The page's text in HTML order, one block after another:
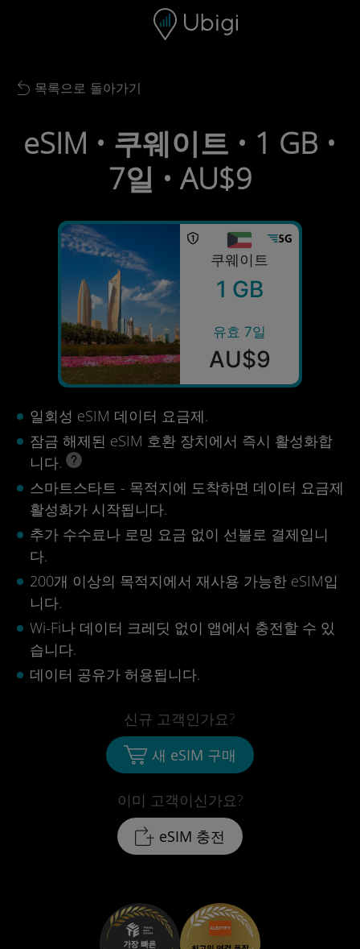
내비게이션 바 하단
Back to list
목록으로 돌아가기
eSIM • 쿠웨이트 • 1 GB •
7일 • AU$9
쿠웨이트
1 GB
유효 7일
AU$9
일회성 eSIM 데이터 요금제.
잠금 해제된 eSIM 호환 장치에서 즉시 활성화합
니다.
스마트스타트 - 목적지에 도착하면 데이터 요금제
활성화가 시작됩니다.
추가 수수료나 로밍 요금 없이 선불로 결제입니
다.
200개 이상의 목적지에서 재사용 가능한 eSIM입
니다.
Wi-Fi나 데이터 크레딧 없이 앱에서 충전할 수 있
습니다.
데이터 공유가 허용됩니다.
이미 고객이신가요?
eSIM 충전
신규 고객인가요?
새 eSIM 구매